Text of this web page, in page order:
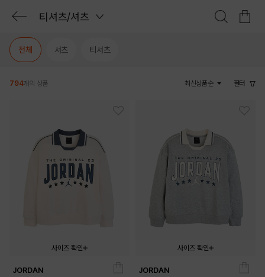
티셔츠/셔츠
전체 셔츠 티셔츠
794개의 상품 최신상품순 필터
사이즈 확인
JORDAN
사이즈 확인
JORDAN